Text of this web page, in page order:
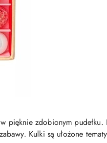
pięknie zdobionym pudełku.
Kulki są ułożone